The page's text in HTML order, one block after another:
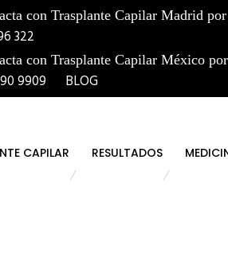
322
9909
BLOG
CAPILAR RESULTADOS